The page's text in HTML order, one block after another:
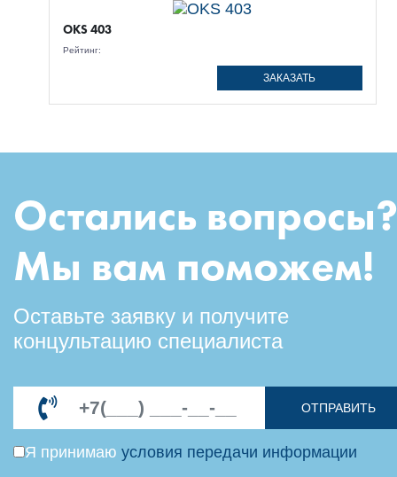
OKS 403
Рейтинг:
ЗАКАЗАТЬ
Остались вопросы?
Мы вам поможем!
Оставьте заявку и получите
концультацию специалиста
ОТПРАВИТЬ
Я принимаю условия передачи информации